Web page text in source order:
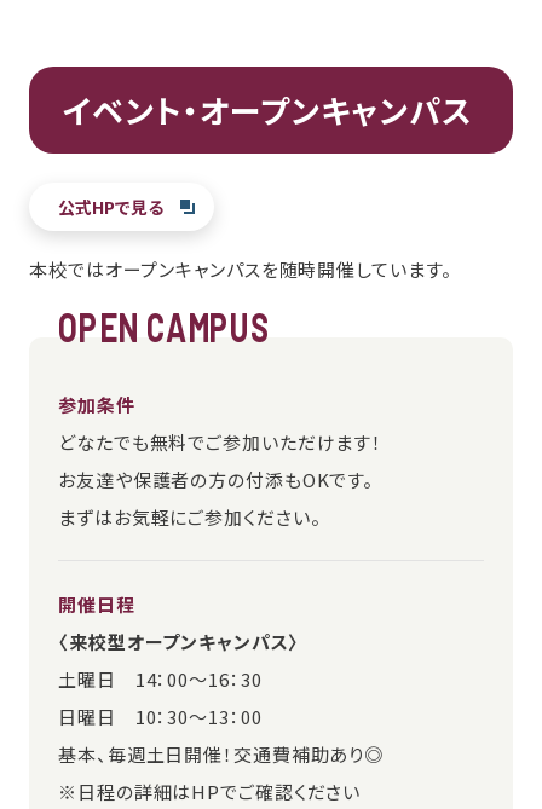
イベント・オープンキャンパス
公式HPで見る
本校ではオープンキャンパスを随時開催しています。
OPEN CAMPUS
参加条件
どなたでも無料でご参加いただけます！
お友達や保護者の方の付添もOKです。
まずはお気軽にご参加ください。
開催日程
〈来校型オープンキャンパス〉
土曜日 14：00～16：30
日曜日 10：30～13：00
基本、毎週土日開催！交通費補助あり◎
※日程の詳細はHPでご確認ください